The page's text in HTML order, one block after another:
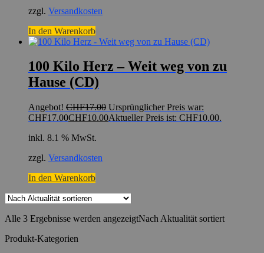
zzgl. Versandkosten
In den Warenkorb
100 Kilo Herz – Weit weg von zu
Hause (CD)
Angebot! CHF17.00 Ursprünglicher Preis war:
CHF17.00CHF10.00Aktueller Preis ist: CHF10.00.
inkl. 8.1 % MwSt.
zzgl. Versandkosten
In den Warenkorb
Alle 3 Ergebnisse werden angezeigtNach Aktualität sortiert
Produkt-Kategorien